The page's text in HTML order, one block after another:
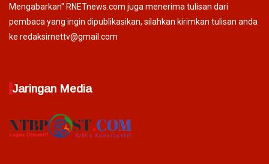
Mengabarkan" RNETnews.com juga menerima tulisan dari
pembaca yang ingin dipublikasikan, silahkan kirimkan tulisan anda
ke redaksirnettv@gmail.com
Jaringan Media